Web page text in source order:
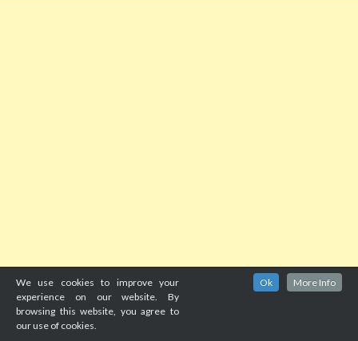
We use cookies to improve your
experience on our website. By
browsing this website, you agree to
our use of cookies.
Ok More Info